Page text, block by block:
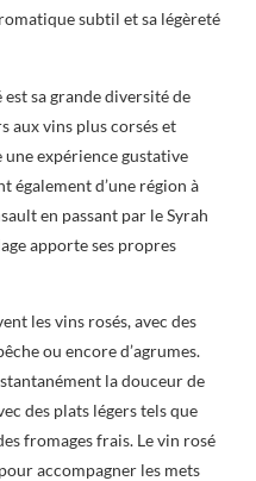
subtil et sa légèreté
sa grande diversité de
aux vins plus corsés et
expérience gustative
également d’une région à
en passant par le Syrah
apporte ses propres
les vins rosés, avec des
ou encore d’agrumes.
la douceur de
des plats légers tels que
fromages frais. Le vin rosé
accompagner les mets